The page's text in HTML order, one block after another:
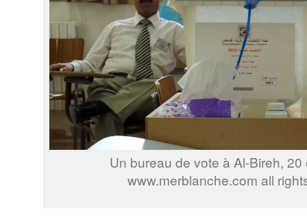
Un bureau de vote à Al-Bireh,
www.merblanche.com all